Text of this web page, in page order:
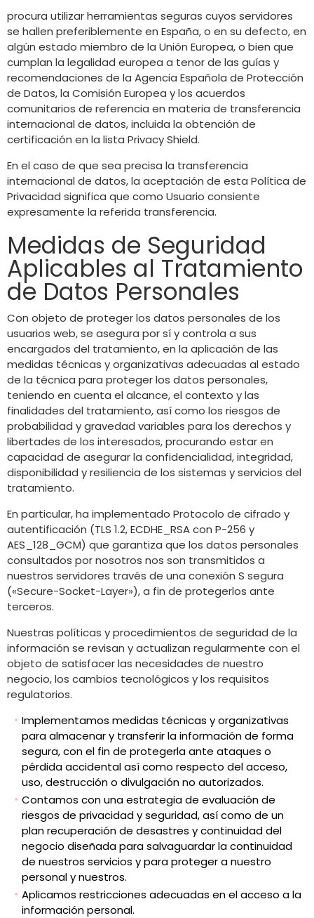
procura utilizar herramientas seguras cuyos servidores
se hallen preferiblemente en España, o en su defecto, en
algún estado miembro de la Unión Europea, o bien que
cumplan la legalidad europea a tenor de las guías y
recomendaciones de la Agencia Española de Protección
de Datos, la Comisión Europea y los acuerdos
comunitarios de referencia en materia de transferencia
internacional de datos, incluida la obtención de
certificación en la lista Privacy Shield.
En el caso de que sea precisa la transferencia
internacional de datos, la aceptación de esta Política de
Privacidad significa que como Usuario consiente
expresamente la referida transferencia.
Medidas de Seguridad
Aplicables al Tratamiento
de Datos Personales
Con objeto de proteger los datos personales de los
usuarios web, se asegura por sí y controla a sus
encargados del tratamiento, en la aplicación de las
medidas técnicas y organizativas adecuadas al estado
de la técnica para proteger los datos personales,
teniendo en cuenta el alcance, el contexto y las
finalidades del tratamiento, así como los riesgos de
probabilidad y gravedad variables para los derechos y
libertades de los interesados, procurando estar en
capacidad de asegurar la confidencialidad, integridad,
disponibilidad y resiliencia de los sistemas y servicios del
tratamiento.
En particular, ha implementado Protocolo de cifrado y
autentificación (TLS 1.2, ECDHE_RSA con P-256 y
AES_128_GCM) que garantiza que los datos personales
consultados por nosotros nos son transmitidos a
nuestros servidores través de una conexión S segura
(«Secure-Socket-Layer»), a fin de protegerlos ante
terceros.
Nuestras políticas y procedimientos de seguridad de la
información se revisan y actualizan regularmente con el
objeto de satisfacer las necesidades de nuestro
negocio, los cambios tecnológicos y los requisitos
regulatorios.
Implementamos medidas técnicas y organizativas
para almacenar y transferir la información de forma
segura, con el fin de protegerla ante ataques o
pérdida accidental así como respecto del acceso,
uso, destrucción o divulgación no autorizados.
Contamos con una estrategia de evaluación de
riesgos de privacidad y seguridad, así como de un
plan recuperación de desastres y continuidad del
negocio diseñada para salvaguardar la continuidad
de nuestros servicios y para proteger a nuestro
personal y nuestros.
Aplicamos restricciones adecuadas en el acceso a la
información personal.